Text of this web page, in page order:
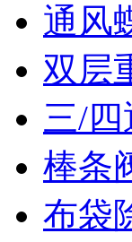
通风
双层
三/四
棒条
布袋